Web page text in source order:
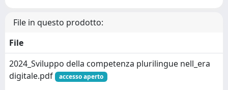
File in questo prodotto:
File
2024_Sviluppo della competenza plurilingue nell_era
digitale.pdf
accesso aperto